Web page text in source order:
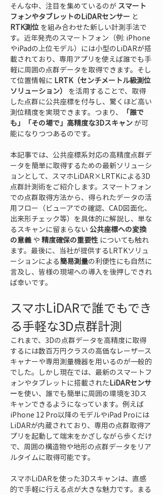
そんな中、注目を集めているのが スマート
フォンやタブレットのLiDARセンサー と
RTK測位 を組み合わせた新しい計測手法で
す。近年発売のスマートフォン（例: iPhone
やiPadの上位モデル）には小型のLiDARが搭
載されており、専用アプリを使えば誰でも手
軽に周囲の点群データを取得できます。そし
て位置情報に LRTK（センチメートル級測位
ソリューション）
を活用することで、取得
した点群に公共座標を付与し、驚くほど高い
測位精度を実現できます。つまり、
「誰で
も」「その場で」高精度な3Dスキャン が可
能になりつつあるのです。
本記事では、公共座標系対応の高精度点群デ
ータを簡単に取得するための最新ソリューシ
ョンとして、スマホLiDAR×LRTKによる3D
点群計測術をご紹介します。スマートフォン
での点群取得方法から、得られたデータの活
用フロー（ビューアでの確認、CAD図面化、
出来形チェック等）を具体的に解説し、単な
るスキャンに留まらない 公共座標への変換
の意義 や 精度確保の重要性 についても触れ
ます。最後に、当社が提供するLRTKソリュ
ーションによる簡易測量の利便性にも自然に
言及し、皆様の現場への導入を後押しできれ
ば幸いです。
スマホLiDARで誰でもでき
る手軽な3D点群計測
これまで、3Dの点群データを高精度に取得
するには数百万円クラスの高価なレーザース
キャナーや専用測量機器を用いるのが一般的
でした。しかし現在では、最新のスマートフ
ォンやタブレットに搭載されたLiDARセンサ
ーを使い、誰でも簡単に周囲の環境を3Dス
キャンできるようになっています。例えば
iPhone 12 Pro以降のモデルやiPad Proには
LiDARが内蔵されており、専用の点群取得ア
プリを起動して端末をかざしながら歩くだけ
で、周囲の構造物や地形の点群データをリア
ルタイムに取得可能です。
スマホLiDARを使った3Dスキャンは、直感
的で手軽に行える点が大きな魅力です。まる